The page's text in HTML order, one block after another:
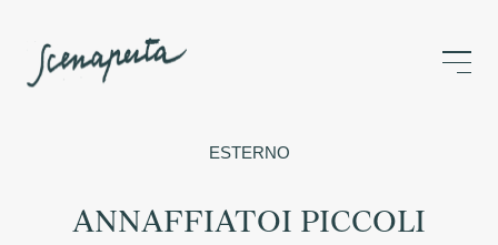
ESTERNO
ANNAFFIATOI PICCOLI